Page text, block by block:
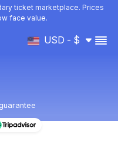
ticket marketplace. Prices
face value.
USD - $